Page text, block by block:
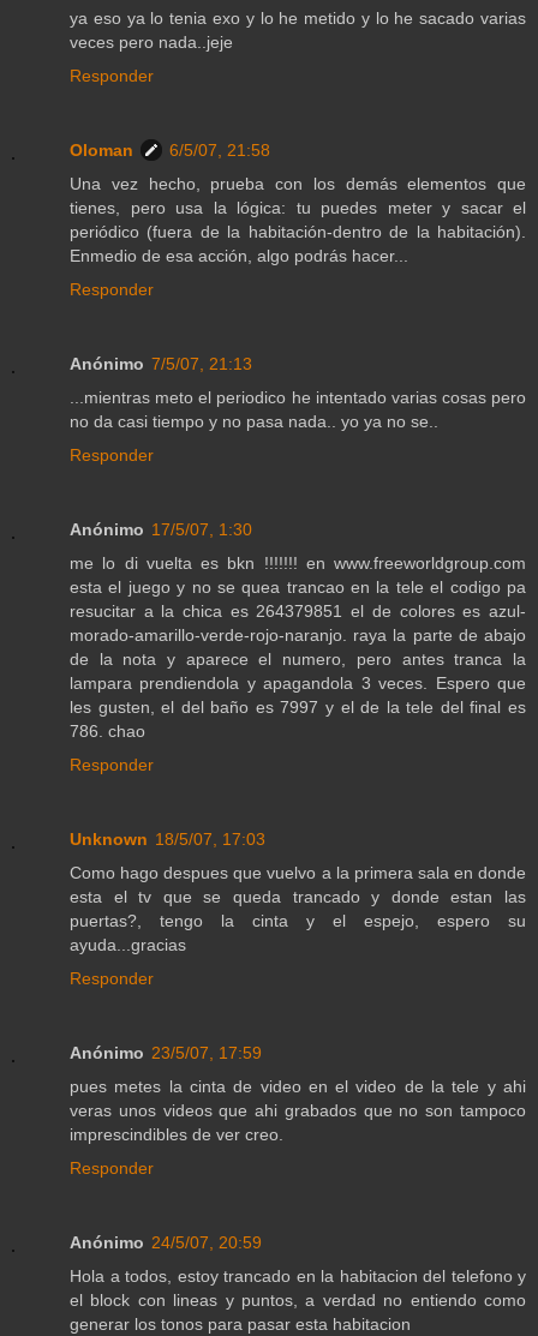
ya eso ya lo tenia exo y lo he metido y lo he sacado varias
veces pero nada..jeje
Responder
Oloman
6/5/07, 21:58
Una vez hecho, prueba con los demás elementos que
tienes, pero usa la lógica: tu puedes meter y sacar el
periódico (fuera de la habitación-dentro de la habitación).
Enmedio de esa acción, algo podrás hacer...
Responder
Anónimo 7/5/07, 21:13
...mientras meto el periodico he intentado varias cosas pero
no da casi tiempo y no pasa nada.. yo ya no se..
Responder
Anónimo 17/5/07, 1:30
me lo di vuelta es bkn !!!!!!! en www.freeworldgroup.com
esta el juego y no se quea trancao en la tele el codigo pa
resucitar a la chica es 264379851 el de colores es azul-
morado-amarillo-verde-rojo-naranjo. raya la parte de abajo
de la nota y aparece el numero, pero antes tranca la
lampara prendiendola y apagandola 3 veces. Espero que
les gusten, el del baño es 7997 y el de la tele del final es
786. chao
Responder
Unknown 18/5/07, 17:03
Como hago despues que vuelvo a la primera sala en donde
esta el tv que se queda trancado y donde estan las
puertas?, tengo la cinta y el espejo, espero su
ayuda...gracias
Responder
Anónimo 23/5/07, 17:59
pues metes la cinta de video en el video de la tele y ahi
veras unos videos que ahi grabados que no son tampoco
imprescindibles de ver creo.
Responder
Anónimo 24/5/07, 20:59
Hola a todos, estoy trancado en la habitacion del telefono y
el block con lineas y puntos, a verdad no entiendo como
generar los tonos para pasar esta habitacion